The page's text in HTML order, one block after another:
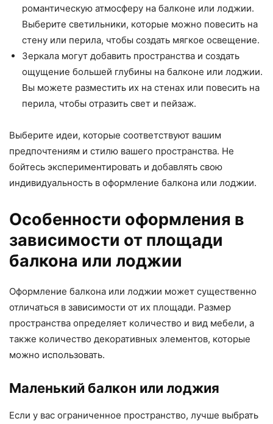
романтическую атмосферу на балконе или лоджии.
Выберите светильники, которые можно повесить на
стену или перила, чтобы создать мягкое освещение.
Зеркала могут добавить пространства и создать
ощущение большей глубины на балконе или лоджии.
Вы можете разместить их на стенах или повесить на
перила, чтобы отразить свет и пейзаж.
Выберите идеи, которые соответствуют вашим
предпочтениям и стилю вашего пространства. Не
бойтесь экспериментировать и добавлять свою
индивидуальность в оформление балкона или лоджии.
Особенности оформления в
зависимости от площади
балкона или лоджии
Оформление балкона или лоджии может существенно
отличаться в зависимости от их площади. Размер
пространства определяет количество и вид мебели, а
также количество декоративных элементов, которые
можно использовать.
Маленький балкон или лоджия
Если у вас ограниченное пространство, лучше выбрать